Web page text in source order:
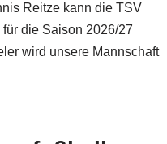
Reitze kann die TSV
die Saison 2026/27
wird unsere Mannschaft